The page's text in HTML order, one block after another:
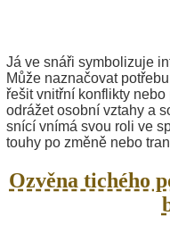
Já ve snáři symbolizuje
Může naznačovat
řešit vnitřní konflikty
odrážet osobní vztahy a
snící vnímá svou roli ve
touhy po změně nebo
Ozvěna tichého